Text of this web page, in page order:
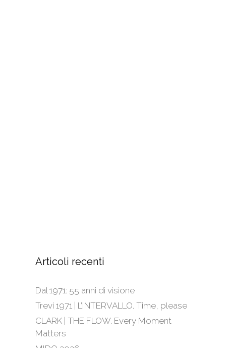
Articoli recenti
Dal 1971: 55 anni di visione
Trevi 1971 | L’INTERVALLO. Time, please
CLARK | THE FLOW. Every Moment
Matters